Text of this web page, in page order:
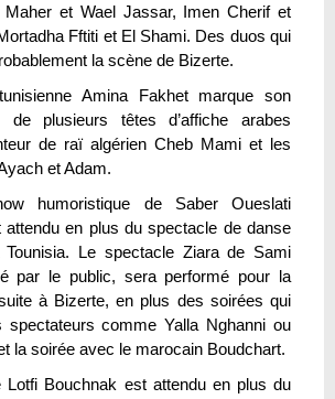
Maher et Wael Jassar, Imen Cherif et
Fftiti et El Shami. Des duos qui
la scène de Bizerte.
Amina Fakhet marque son
plusieurs têtes d’affiche arabes
de raï algérien Cheb Mami et les
et Adam.
humoristique de Saber Oueslati
attendu en plus du spectacle de danse
Le spectacle Ziara de Sami
par le public, sera performé pour la
à Bizerte, en plus des soirées qui
spectateurs comme Yalla Nghanni ou
la soirée avec le marocain Boudchart.
Lotfi Bouchnak est attendu en plus du